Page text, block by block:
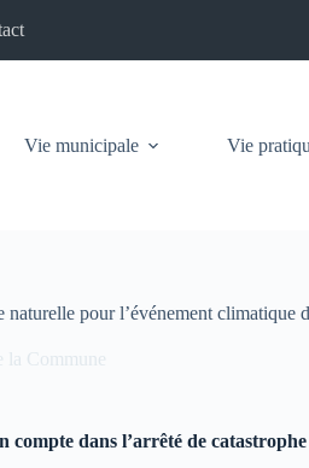
Vie municipale Vie
naturelle pour l’événement climatique
la Commune
compte dans l’arrêté de